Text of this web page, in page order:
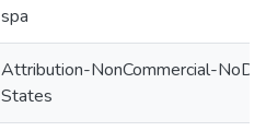
spa
Attribution-NonCommercial-
States